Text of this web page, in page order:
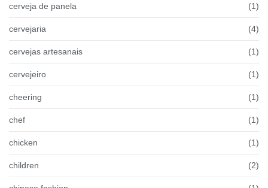
cerveja de panela (1)
cervejaria (4)
cervejas artesanais (1)
cervejeiro (1)
cheering (1)
chef (1)
chicken (1)
children (2)